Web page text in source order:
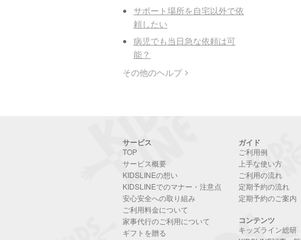
サポート場所を自宅以外で依
頼したい
病児でも当日急な依頼は可
能？
その他のヘルプ
サービス
TOP
サービス概要
KIDSLINEの想い
KIDSLINEでのマナー・注意点
安心安全への取り組み
ご利用料金について
家事代行のご利用について
ギフトを贈る
ガイド
ご利用例
上手な使い方
ご利用の流れ
定期予約の流れ
定期予約のご案内
コンテンツ
キッズライン総研